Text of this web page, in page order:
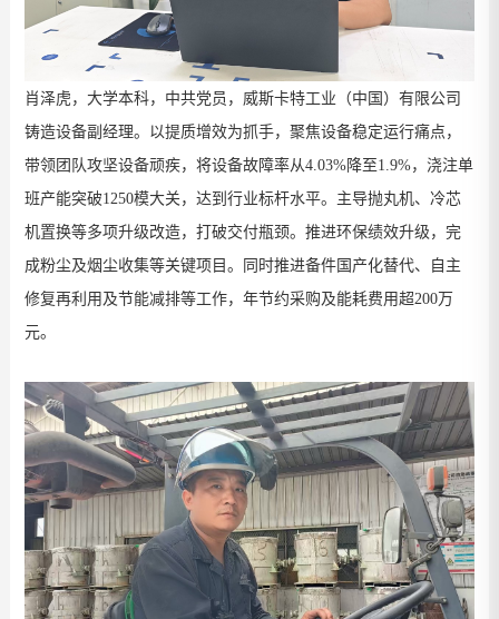
肖泽虎，大学本科，中共党员，威斯卡特工业（中国）有限公司
铸造设备副经理。 以提质增效为抓手，聚焦设备稳定运行痛点，
带领团队攻坚设备顽疾，将设备故障率从4.03%降至1.9%，浇注单
班产能突破1250模大关，达到行业标杆水平。主导抛丸机、冷芯
机置换等多项升级改造，打破交付瓶颈。推进环保绩效升级，完
成粉尘及烟尘收集等关键项目。同时推进备件国产化替代、自主
修复再利用及节能减排等工作，年节约采购及能耗费用超200万
元。